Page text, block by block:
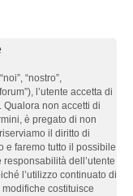
“nostro”,
l’utente accetta di
non accetti di
è pregato di non
il diritto di
e faremo tutto il possibile
dell’utente
l’utilizzo continuato di
costituisce